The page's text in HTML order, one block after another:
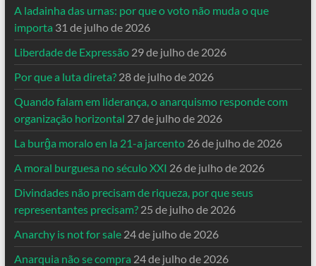
A ladainha das urnas: por que o voto não muda o que
importa 31 de julho de 2026
Liberdade de Expressão 29 de julho de 2026
Por que a luta direta? 28 de julho de 2026
Quando falam em liderança, o anarquismo responde com
organização horizontal 27 de julho de 2026
La burĝa moralo en la 21-a jarcento 26 de julho de 2026
A moral burguesa no século XXI 26 de julho de 2026
Divindades não precisam de riqueza, por que seus
representantes precisam? 25 de julho de 2026
Anarchy is not for sale 24 de julho de 2026
Anarquia não se compra 24 de julho de 2026